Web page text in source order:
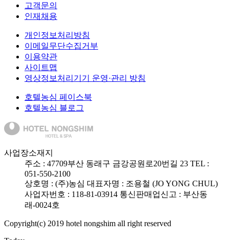
고객문의
인재채용
개인정보처리방침
이메일무단수집거부
이용약관
사이트맵
영상정보처리기기 운영·관리 방침
호텔농심 페이스북
호텔농심 블로그
사업장소재지
주소 : 47709부산 동래구 금강공원로20번길 23 TEL :
051-550-2100
상호명 : (주)농심 대표자명 : 조용철 (JO YONG CHUL)
사업자번호 : 118-81-03914 통신판매업신고 : 부산동
래-0024호
Copyright(c) 2019 hotel nongshim all right reserved